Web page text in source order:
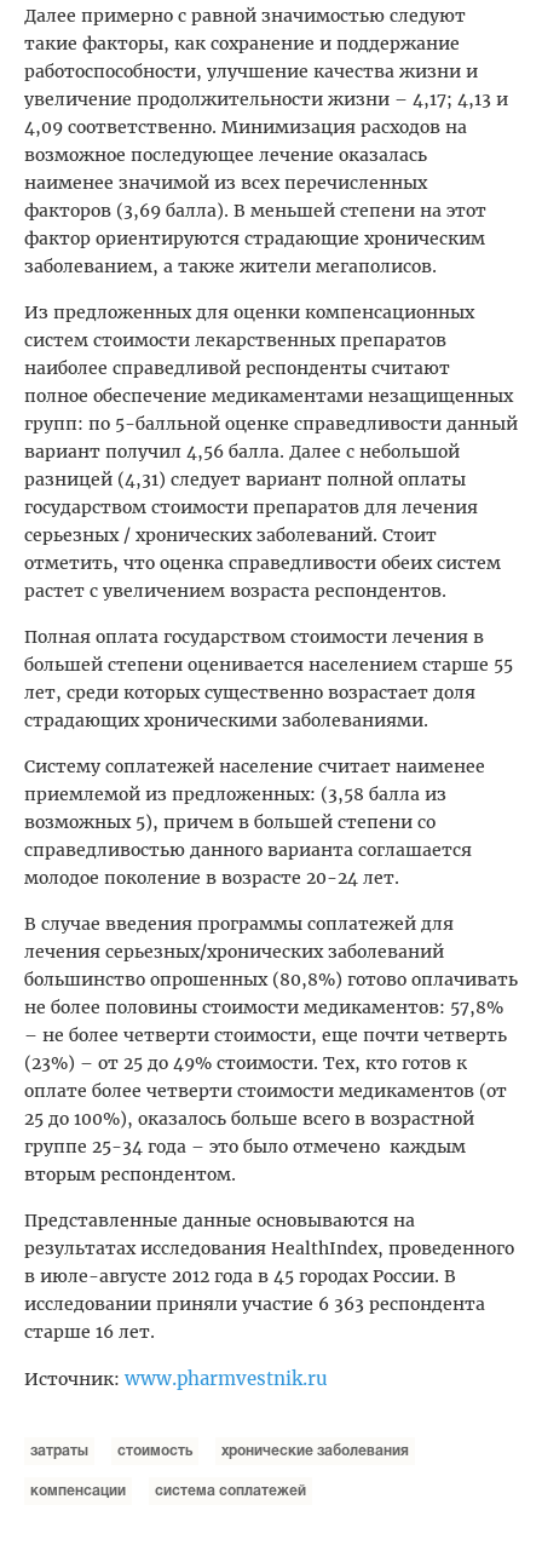
Далее примерно c равной значимостью следуют
такие факторы, как сохранение и поддержание
работоспособности, улучшение качества жизни и
увеличение продолжительности жизни – 4,17; 4,13 и
4,09 соответственно. Минимизация расходов на
возможное последующее лечение оказалась
наименее значимой из всех перечисленных
факторов (3,69 балла). В меньшей степени на этот
фактор ориентируются страдающие хроническим
заболеванием, а также жители мегаполисов.
Из предложенных для оценки компенсационных
систем стоимости лекарственных препаратов
наиболее справедливой респонденты считают
полное обеспечение медикаментами незащищенных
групп: по 5-балльной оценке справедливости данный
вариант получил 4,56 балла. Далее с небольшой
разницей (4,31) следует вариант полной оплаты
государством стоимости препаратов для лечения
серьезных / хронических заболеваний. Стоит
отметить, что оценка справедливости обеих систем
растет с увеличением возраста респондентов.
Полная оплата государством стоимости лечения в
большей степени оценивается населением старше 55
лет, среди которых существенно возрастает доля
страдающих хроническими заболеваниями.
Систему соплатежей население считает наименее
приемлемой из предложенных: (3,58 балла из
возможных 5), причем в большей степени со
справедливостью данного варианта соглашается
молодое поколение в возрасте 20-24 лет.
В случае введения программы соплатежей для
лечения серьезных/хронических заболеваний
большинство опрошенных (80,8%) готово оплачивать
не более половины стоимости медикаментов: 57,8%
– не более четверти стоимости, еще почти четверть
(23%) – от 25 до 49% стоимости. Тех, кто готов к
оплате более четверти стоимости медикаментов (от
25 до 100%), оказалось больше всего в возрастной
группе 25-34 года – это было отмечено каждым
вторым респондентом.
Представленные данные основываются на
результатах исследования HealthIndex, проведенного
в июле-августе 2012 года в 45 городах России. В
исследовании приняли участие 6 363 респондента
старше 16 лет.
Источник: www.pharmvestnik.ru
затраты стоимость хронические заболевания
компенсации система соплатежей